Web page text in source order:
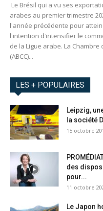
Le Brésil qui a vu ses
arabes au premier trimestre
l'année précédente pour
l'intention d'intensifier le
de la Ligue arabe. La
(ABCC)...
LES + POPULAIRES
Leipzig,
la société
15 octobre
des
pour...
11 octobre
Le Japon